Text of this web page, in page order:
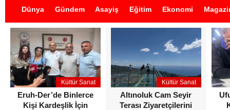
Dünya Gündem Asayiş Eğitim Ekonomi
İş İlanları
Kültür Sanat
Eruh-Der’de Binlerce
Kişi Kardeşlik İçin
Kültür Sanat
Altınoluk Cam Seyir
Terası Ziyaretçilerini